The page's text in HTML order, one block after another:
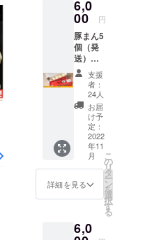
6,0
00 円
豚まん5
個（発
送）、
感謝状
支援
者：
24人
お届
け予
定：
2022
年11
月
詳細を見る
こ
の
リ
タ
ー
ン
を
選
択
す
る
6,0